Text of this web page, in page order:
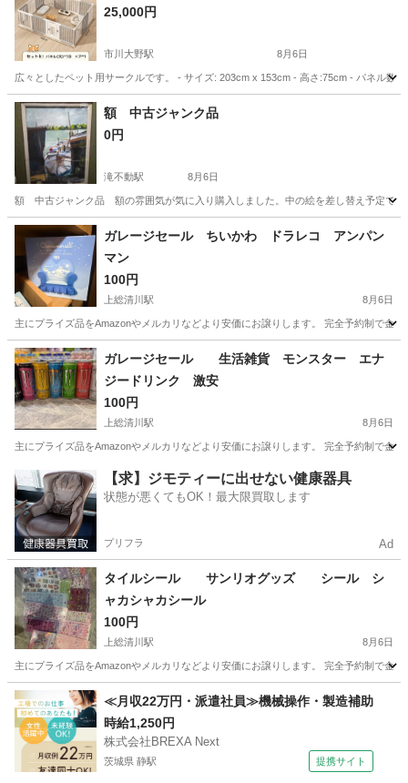
25,000円
市川大野駅 8月6日
広々としたペット用サークルです。 - サイズ: 203cm x 153cm - 高さ:75cm - パネル数
千葉 松戸市 市川大野駅 その他
額 中古ジャンク品
0円
滝不動駅 8月6日
額 中古ジャンク品 額の雰囲気が気に入り購入しました。中の絵を差し替え予定で
千葉 船橋市 滝不動駅 ジャンク品
ガレージセール ちいかわ ドラレコ アンパン
マン
100円
上総清川駅 8月6日
主にプライズ品をAmazonやメルカリなどより安価にお譲りします。 完全予約制で金
千葉 木更津市 上総清川駅 その他 ちい
ガレージセール 生活雑貨 モンスター エナ
ジードリンク 激安
100円
上総清川駅 8月6日
主にプライズ品をAmazonやメルカリなどより安価にお譲りします。 完全予約制で金
千葉 木更津市 上総清川駅 その他
【求】ジモティーに出せない健康器具
状態が悪くてもOK！最大限買取します
プリフラ Ad
タイルシール サンリオグッズ シール シ
ャカシャカシール
100円
上総清川駅 8月6日
主にプライズ品をAmazonやメルカリなどより安価にお譲りします。 完全予約制で金
千葉 木更津市 上総清川駅 その他
≪月収22万円・派遣社員≫機械操作・製造補助
時給1,250円
株式会社BREXA Next
茨城県 静駅 提携サイト